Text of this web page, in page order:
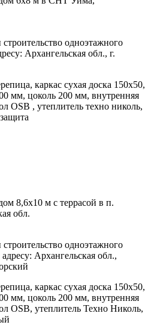
одноэтажного
Архангельская обл., г.
каркас сухая доска 150х50,
мм, цоколь 200 мм, внутренняя
OSB , утеплитель техно николь,
8,6х10 м с террасой в п.
обл.
одноэтажного
Архангельская обл.,
каркас сухая доска 150х50,
мм, цоколь 200 мм, внутренняя
OSB, утеплитель Техно Николь,